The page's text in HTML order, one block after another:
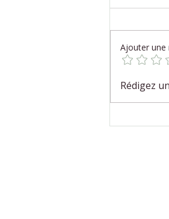
Quand
Ajouter une
Rédigez